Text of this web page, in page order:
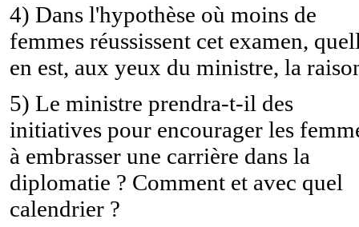
4) Dans l'hypothèse où moins de
femmes réussissent cet examen,
en est, aux yeux du ministre, la
5) Le ministre prendra-t-il des
initiatives pour encourager les
à embrasser une carrière dans la
diplomatie ? Comment et avec quel
calendrier ?